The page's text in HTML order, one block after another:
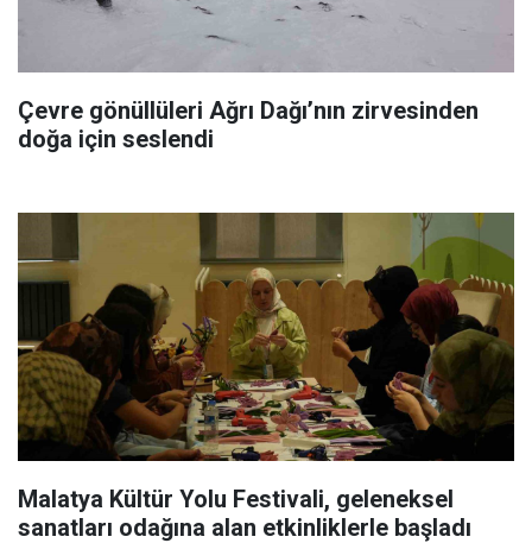
Çevre gönüllüleri Ağrı Dağı’nın zirvesinden
doğa için seslendi
Malatya Kültür Yolu Festivali, geleneksel
sanatları odağına alan etkinliklerle başladı